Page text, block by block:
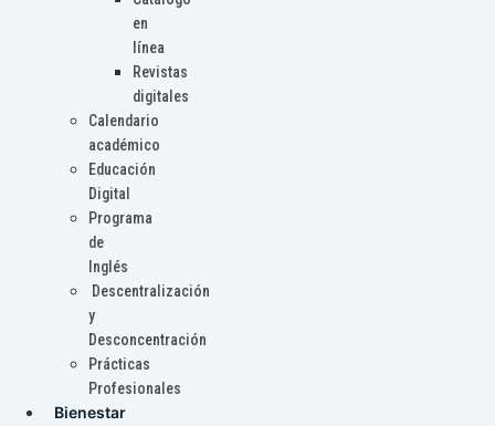
en
línea
Revistas
digitales
Calendario
académico
Educación
Digital
Programa
de
Inglés
Descentralización
y
Desconcentración
Prácticas
Profesionales
Bienestar